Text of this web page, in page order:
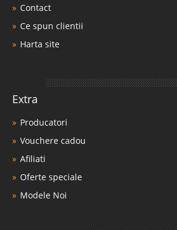
Contact
Ce spun clientii
Harta site
Extra
Producatori
Vouchere cadou
Afiliati
Oferte speciale
Modele Noi